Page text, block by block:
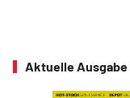
Aktuelle Ausgabe